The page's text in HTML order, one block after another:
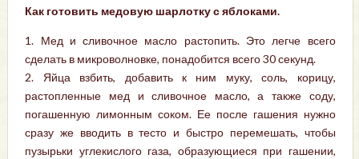
Как готовить медовую шарлотку с яблоками.
1. Мед и сливочное масло растопить. Это легче всего
сделать в микроволновке, понадобится всего 30 секунд.
2. Яйца взбить, добавить к ним муку, соль, корицу,
растопленные мед и сливочное масло, а также соду,
погашенную лимонным соком. Ее после гашения нужно
сразу же вводить в тесто и быстро перемешать, чтобы
пузырьки углекислого газа, образующиеся при гашении,